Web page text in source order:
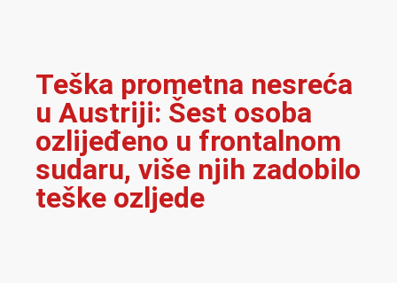
Teška prometna nesreća
u Austriji: Šest osoba
ozlijeđeno u frontalnom
sudaru, više njih zadobilo
teške ozljede